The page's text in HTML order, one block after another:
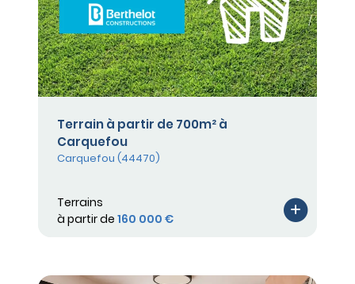
Terrain à partir de 700m² à
Carquefou
Carquefou (44470)
Terrains
à partir de 160 000 €